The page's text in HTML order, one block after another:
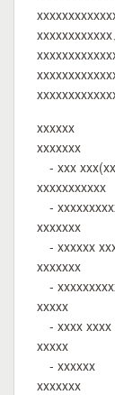
xxxxxx
xxxxxxx
- xxx
xxxxxxxxxxx
-
xxxxxxx
- xxxxxx
xxxxxxx
-
xxxxx
- xxxx xxxx
xxxxx
- xxxxxx
xxxxxxx